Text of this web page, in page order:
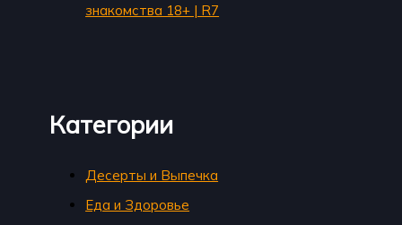
знакомства 18+ | R7
Категории
Десерты и Выпечка
Еда и Здоровье